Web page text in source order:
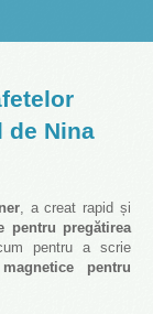
ITALIANO (ITALIAN)
KOSOVA (KOSOVO)
СРПСКИ (SERBIAN)
SLOVENČINA (SLOVAK)
SLOVENŠČINA
de Nina
, a creat rapid și
pentru pregătirea
pentru a scrie
pentru